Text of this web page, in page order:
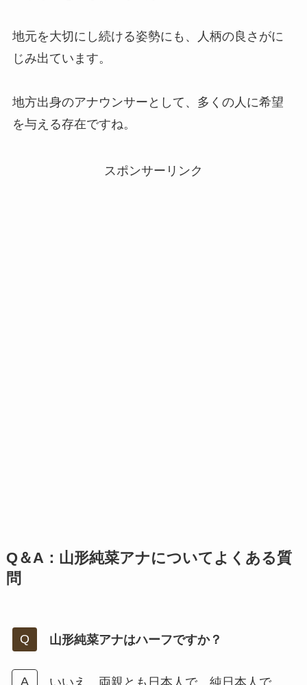
地元を大切にし続ける姿勢にも、人柄の良さがに
じみ出ています。
地方出身のアナウンサーとして、多くの人に希望
を与える存在ですね。
スポンサーリンク
Q＆A：山形純菜アナについてよくある質
問
山形純菜アナはハーフですか？
いいえ。両親とも日本人で、純日本人で